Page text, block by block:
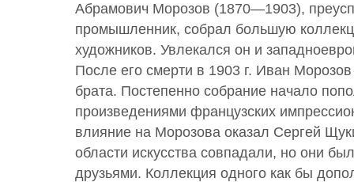
Абрамович Морозов (1870—1903),
промышленник, собрал большую
художников. Увлекался он и
После его смерти в 1903 г. Иван
брата. Постепенно собрание начало
произведениями французских
влияние на Морозова оказал Сергей
области искусства совпадали, но они
друзьями. Коллекция одного как бы